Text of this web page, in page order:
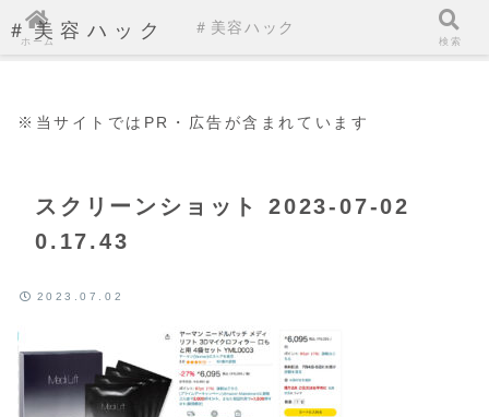
＃美容ハック
※当サイトではPR・広告が含まれています
スクリーンショット 2023-07-02
0.17.43
2023.07.02
ホーム
＃美容ハック
検索